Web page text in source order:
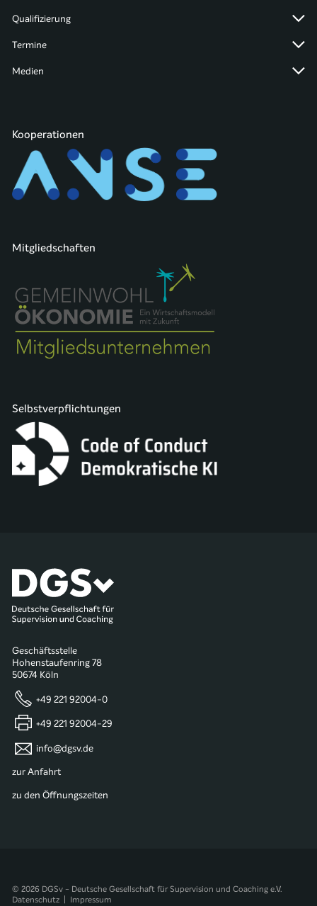
Qualifizierung
Termine
Medien
Kooperationen
Mitgliedschaften
Selbstverpflichtungen
Geschäftsstelle
Hohenstaufenring 78
50674 Köln
+49 221 92004-0
+49 221 92004-29
info@dgsv.de
zur Anfahrt
zu den Öffnungszeiten
© 2026 DGSv - Deutsche Gesellschaft für Supervision und Coaching e.V.
Datenschutz
Impressum